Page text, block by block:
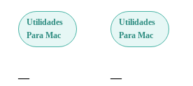
Utilidades
Para Mac
Utilidades
Para Mac
— —